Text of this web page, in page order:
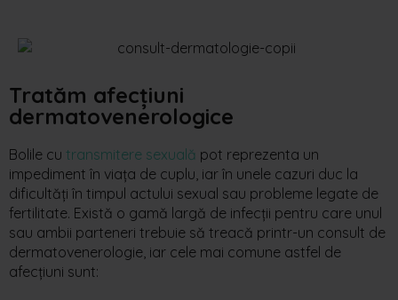
Tratăm afecțiuni
dermatovenerologice
Bolile cu transmitere sexuală pot reprezenta un
impediment în viața de cuplu, iar în unele cazuri duc la
dificultăți în timpul actului sexual sau probleme legate de
fertilitate. Există o gamă largă de infecții pentru care unul
sau ambii parteneri trebuie să treacă printr-un consult de
dermatovenerologie, iar cele mai comune astfel de
afecțiuni sunt: